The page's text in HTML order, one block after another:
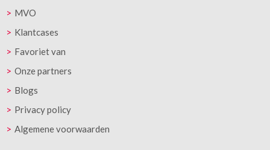
MVO
Klantcases
Favoriet van
Onze partners
Blogs
Privacy policy
Algemene voorwaarden